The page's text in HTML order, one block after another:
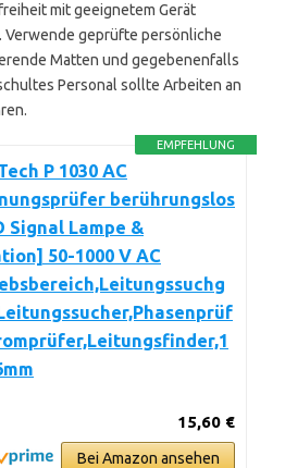
mit geeignetem Gerät
geprüfte persönliche
Matten und gegebenenfalls
Personal sollte Arbeiten an
EMPFEHLUNG
P 1030 AC
berührungslos
Signal Lampe &
50-1000 V AC
15,60 €
Bei Amazon ansehen